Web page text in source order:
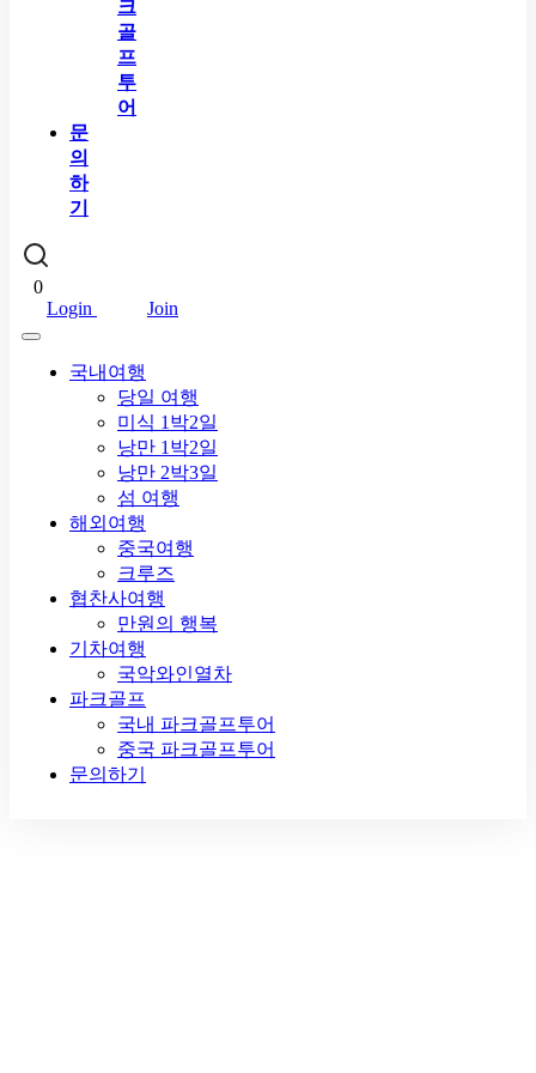
크
골
프
투
어
문
의
하
기
0
Login
Join
국내여행
당일 여행
미식 1박2일
낭만 1박2일
낭만 2박3일
섬 여행
해외여행
중국여행
크루즈
협찬사여행
만원의 행복
기차여행
국악와인열차
파크골프
국내 파크골프투어
중국 파크골프투어
문의하기